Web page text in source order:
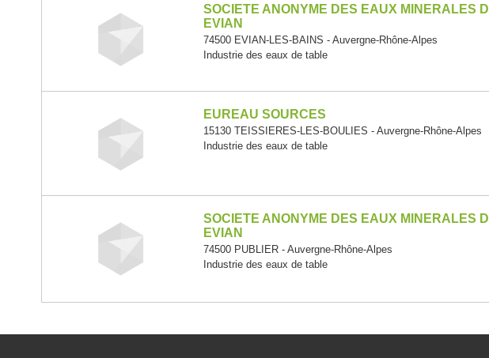
SOCIETE ANONYME DES EAUX MINERALES D
EVIAN
74500 EVIAN-LES-BAINS - Auvergne-Rhône-Alpes
Industrie des eaux de table
EUREAU SOURCES
15130 TEISSIERES-LES-BOULIES - Auvergne-Rhône-Alpes
Industrie des eaux de table
SOCIETE ANONYME DES EAUX MINERALES D
EVIAN
74500 PUBLIER - Auvergne-Rhône-Alpes
Industrie des eaux de table